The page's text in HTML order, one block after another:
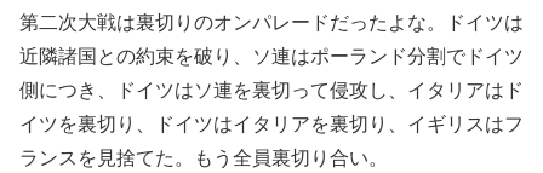
第二次大戦は裏切りのオンパレードだったよな。ドイツは
近隣諸国との約束を破り、ソ連はポーランド分割でドイツ
側につき、ドイツはソ連を裏切って侵攻し、イタリアはド
イツを裏切り、ドイツはイタリアを裏切り、イギリスはフ
ランスを見捨てた。もう全員裏切り合い。